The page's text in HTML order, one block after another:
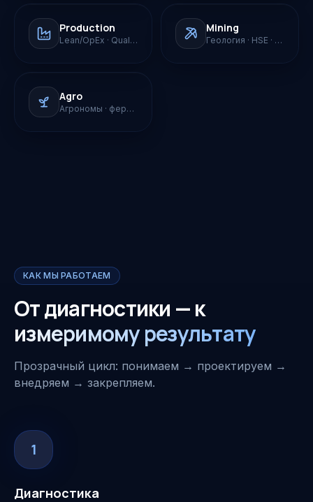
Production
Lean/OpEx · Quality
Mining
Геология · HSE · капстройка
Agro
Агрономы · фермы · теплицы
КАК МЫ РАБОТАЕМ
От диагностики — к
измеримому результату
Прозрачный цикл: понимаем → проектируем →
внедряем → закрепляем.
1
Диагностика